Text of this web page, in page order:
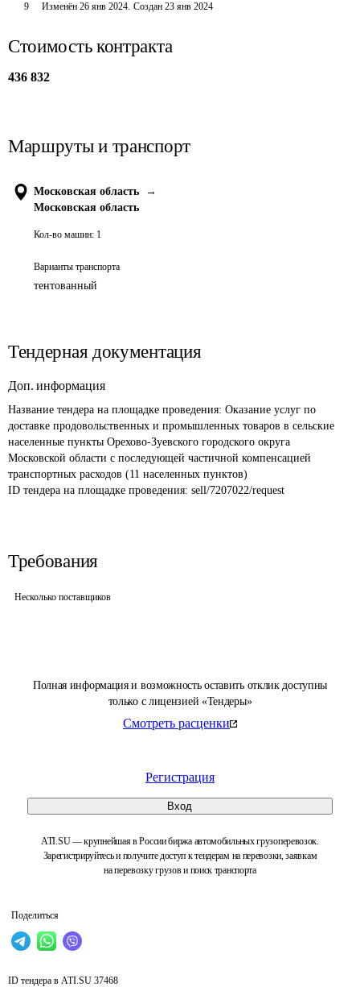
Полная информация и возможность оставить отклик доступны
только с лицензией «Тендеры»
Смотреть расценки
Регистрация
Вход
ATI.SU — крупнейшая в России биржа автомобильных грузоперевозок.
Зарегистрируйтесь и получите доступ к тендерам на перевозки, заявкам
на перевозку грузов и поиск транспорта
Поделиться
9 Изменён 26 янв 2024. Создан 23 янв 2024
Стоимость контракта
436 832
Маршруты и транспорт
Московская область
→
Московская область
Кол-во машин: 1
Варианты транспорта
тентованный
Тендерная документация
Доп. информация
Название тендера на площадке проведения: Оказание услуг по
доставке продовольственных и промышленных товаров в сельские
населенные пункты Орехово-Зуевского городского округа
Московской области с последующей частичной компенсацией
транспортных расходов (11 населенных пунктов)
ID тендера на площадке проведения: sell/7207022/request
Требования
Несколько поставщиков
ID тендера в ATI.SU 37468